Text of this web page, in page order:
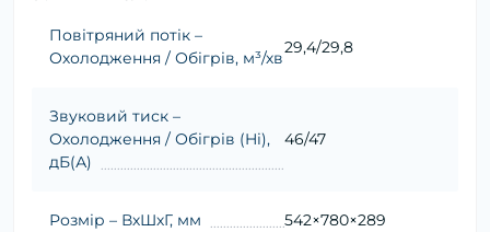
Повітряний потік –
Охолодження / Обігрів, м³/хв
29,4/29,8
Звуковий тиск –
Охолодження / Обігрів (Hi),
дБ(А)
46/47
Розмір – ВхШхГ, мм 542×780×289